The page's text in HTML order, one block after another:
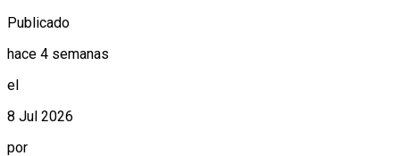
Publicado
hace 4 semanas
el
8 Jul 2026
por